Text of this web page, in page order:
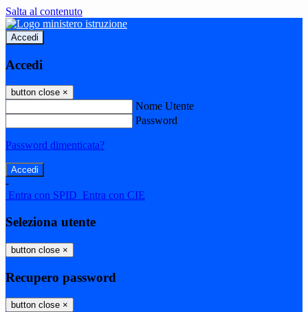
Salta al contenuto
Accedi
Accedi
button close ×
Nome Utente
Password
Password dimenticata?
-
Entra con SPID Entra con CIE
Seleziona utente
button close ×
Recupero password
button close ×